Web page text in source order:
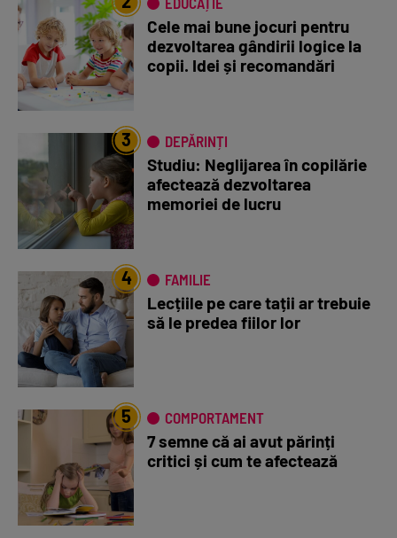
Cele mai bune jocuri pentru
dezvoltarea gândirii logice la
copii. Idei și recomandări
3 DEPĂRINȚI
Studiu: Neglijarea în copilărie
afectează dezvoltarea
memoriei de lucru
4 FAMILIE
Lecțiile pe care tații ar trebuie
să le predea fiilor lor
5 COMPORTAMENT
7 semne că ai avut părinți
critici și cum te afectează